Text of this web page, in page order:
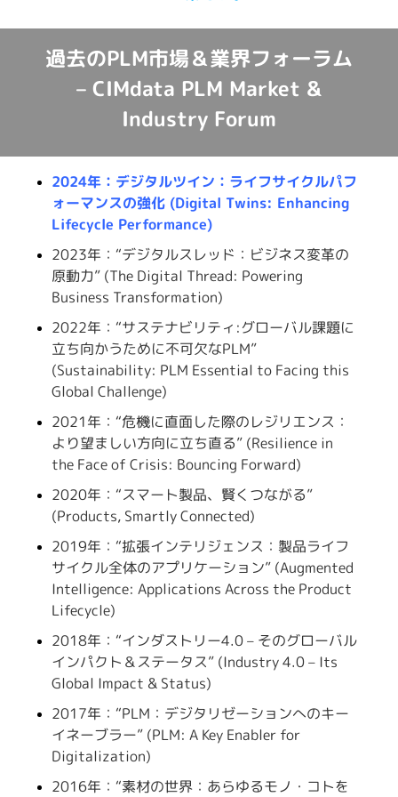
過去のPLM市場＆業界フォーラム
– CIMdata PLM Market &
Industry Forum
2024年：デジタルツイン：ライフサイクルパフ
ォーマンスの強化 (Digital Twins: Enhancing
Lifecycle Performance)
2023年：“デジタルスレッド：ビジネス変革の
原動力” (The Digital Thread: Powering
Business Transformation)
2022年：“サステナビリティ:グローバル課題に
立ち向かうために不可欠なPLM”
(Sustainability: PLM Essential to Facing this
Global Challenge)
2021年：“危機に直面した際のレジリエンス：
より望ましい方向に立ち直る” (Resilience in
the Face of Crisis: Bouncing Forward)
2020年：“スマート製品、賢くつながる”
(Products, Smartly Connected)
2019年：“拡張インテリジェンス：製品ライフ
サイクル全体のアプリケーション” (Augmented
Intelligence: Applications Across the Product
Lifecycle)
2018年：“インダストリー4.0 – そのグローバル
インパクト＆ステータス” (Industry 4.0 – Its
Global Impact & Status)
2017年：“PLM：デジタリゼーションへのキー
イネーブラー” (PLM: A Key Enabler for
Digitalization)
2016年：“素材の世界：あらゆるモノ・コトを